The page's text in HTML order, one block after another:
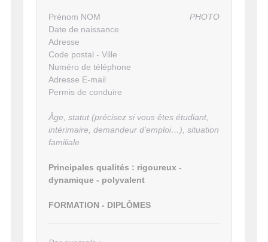
PHOTO
Prénom NOM
Date de naissance
Adresse
Code postal - Ville
Numéro de téléphone
Adresse E-mail
Permis de conduire
Âge, statut (précisez si vous êtes étudiant,
intérimaire, demandeur d'emploi…), situation
familiale
Principales qualités : rigoureux -
dynamique - polyvalent
FORMATION - DIPLÔMES